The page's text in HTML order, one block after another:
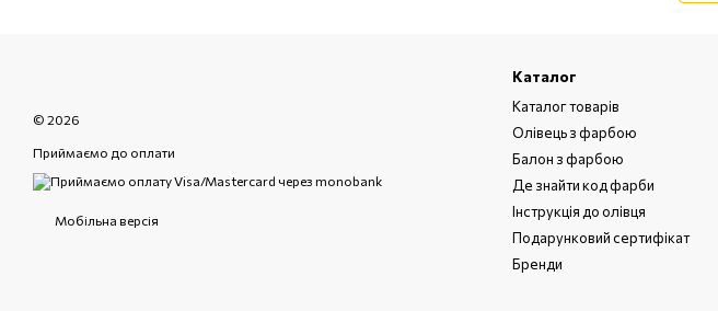
© 2026
Приймаємо до оплати
Мобільна версія
Каталог
Каталог товарів
Олівець з фарбою
Балон з фарбою
Де знайти код фарби
Інструкція до олівця
Подарунковий сертифікат
Бренди